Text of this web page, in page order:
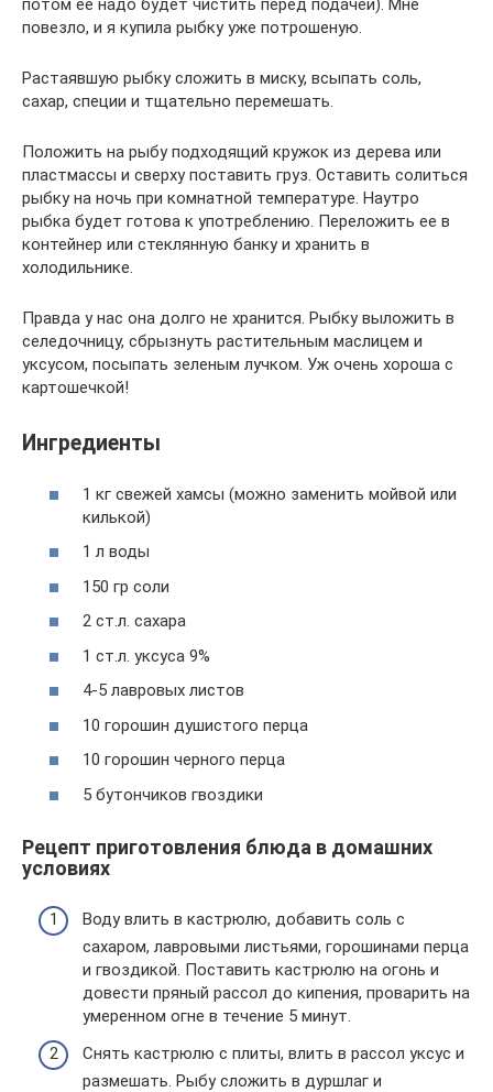
потом ее надо будет чистить перед подачей). Мне
повезло, и я купила рыбку уже потрошеную.
Растаявшую рыбку сложить в миску, всыпать соль,
сахар, специи и тщательно перемешать.
Положить на рыбу подходящий кружок из дерева или
пластмассы и сверху поставить груз. Оставить солиться
рыбку на ночь при комнатной температуре. Наутро
рыбка будет готова к употреблению. Переложить ее в
контейнер или стеклянную банку и хранить в
холодильнике.
Правда у нас она долго не хранится. Рыбку выложить в
селедочницу, сбрызнуть растительным маслицем и
уксусом, посыпать зеленым лучком. Уж очень хороша с
картошечкой!
Ингредиенты
1 кг свежей хамсы (можно заменить мойвой или
килькой)
1 л воды
150 гр соли
2 ст.л. сахара
1 ст.л. уксуса 9%
4-5 лавровых листов
10 горошин душистого перца
10 горошин черного перца
5 бутончиков гвоздики
Рецепт приготовления блюда в домашних
условиях
Воду влить в кастрюлю, добавить соль с
сахаром, лавровыми листьями, горошинами перца
и гвоздикой. Поставить кастрюлю на огонь и
довести пряный рассол до кипения, проварить на
умеренном огне в течение 5 минут.
Снять кастрюлю с плиты, влить в рассол уксус и
размешать. Рыбу сложить в дуршлаг и